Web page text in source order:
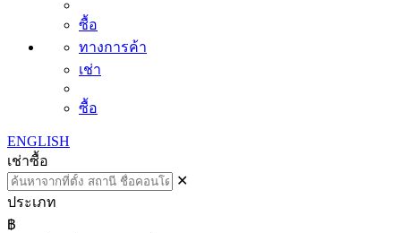
ซื้อ
ทางการค้า
เช่า
ซื้อ
ENGLISH
เช่าซื้อ
✕
ประเภท
฿